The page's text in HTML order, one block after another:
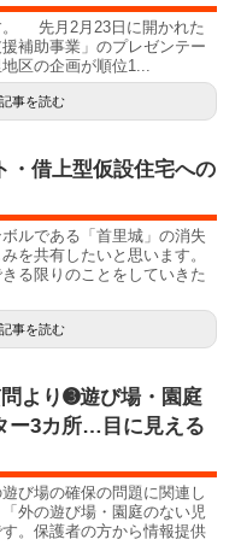
先月2月23日に開かれた
援補助事業」のプレゼンテー
区の企画が順位1...
記事を読む
・借上型仮設住宅への
ルである「首里城」の消失
を共有したいと思います。
る限りのことをしていきた
記事を読む
より➌遊び場・園庭
ー3カ所…目に見える
び場の確保の問題に関連し
外の遊び場・園庭のない児
。保護者の方から情報提供